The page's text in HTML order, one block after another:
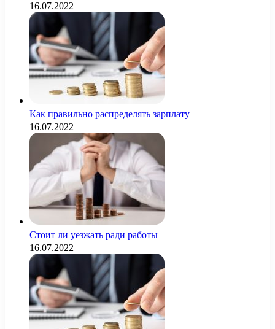
16.07.2022
Как правильно распределять зарплату
16.07.2022
Стоит ли уезжать ради работы
16.07.2022